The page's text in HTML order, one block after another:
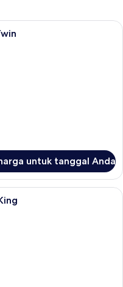
premium, selimut bulu angsa,
untuk tanggal Anda
premium, selimut bulu angsa,